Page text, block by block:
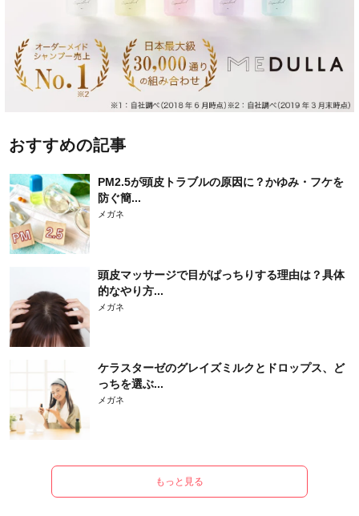
おすすめの記事
PM2.5が頭皮トラブルの原因に？かゆみ・フケを
防ぐ簡...
メガネ
頭皮マッサージで目がぱっちりする理由は？具体
的なやり方...
メガネ
ケラスターゼのグレイズミルクとドロップス、ど
っちを選ぶ...
メガネ
もっと見る